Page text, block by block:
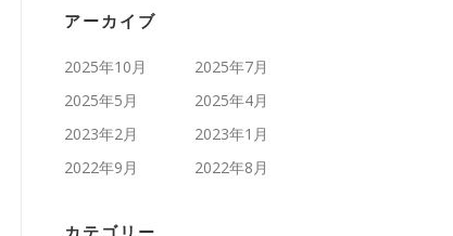
アーカイブ
2025年10月
2025年7月
2025年5月
2025年4月
2023年2月
2023年1月
2022年9月
2022年8月